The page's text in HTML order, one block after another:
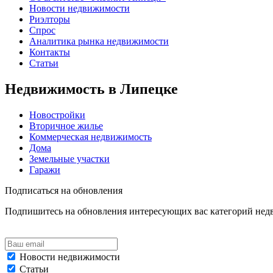
Новости недвижимости
Риэлторы
Спрос
Аналитика рынка недвижимости
Контакты
Статьи
Недвижимость в Липецке
Новостройки
Вторичное жилье
Коммерческая недвижимость
Дома
Земельные участки
Гаражи
Подписаться на обновления
Подпишитесь на обновления интересующих вас категорий
Новости недвижимости
Статьи